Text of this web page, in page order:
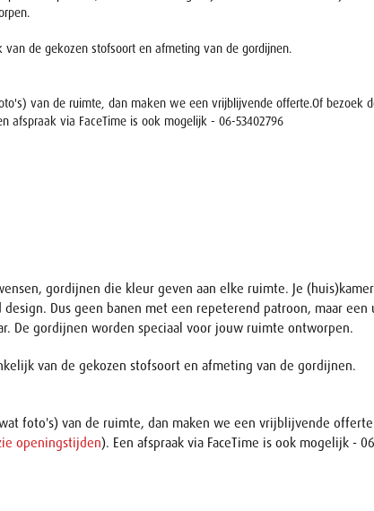
de gekozen stofsoort en afmeting van de gordijnen.
van de ruimte, dan maken we een vrijblijvende offerte.Of bezoek
afspraak via FaceTime is ook mogelijk - 06-53402796
gordijnen die kleur geven aan elke ruimte. Je
Dus geen banen met een repeterend patroon, maar
De gordijnen worden speciaal voor jouw ruimte ontworpen.
van de gekozen stofsoort en afmeting van de gordijnen.
foto's) van de ruimte, dan maken we een vrijblijvende
openingstijden). Een afspraak via FaceTime is ook mogelijk -